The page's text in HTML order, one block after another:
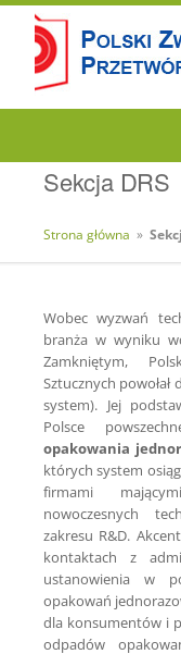
Sekcja DRS
Strona główna »
Wobec wyzwań
branża w wyniku
Zamkniętym,
Sztucznych powołał
system). Jej
Polsce
opakowania
których system
firmami
nowoczesnych
zakresu R&D.
kontaktach z
ustanowienia w
opakowań
dla konsumentów i
odpadów